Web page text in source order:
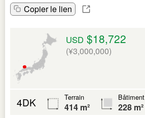
Copier le lien
USD $18,722
(¥3,000,000)
4DK Terrain
414 m²
Bâtiment
228 m²